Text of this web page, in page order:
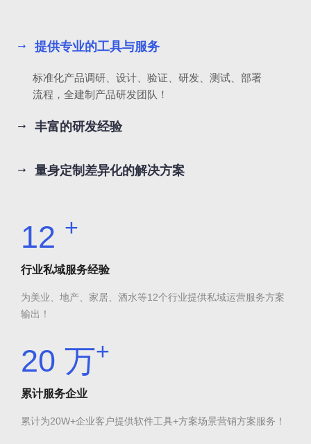
提供专业的工具与服务
标准化产品调研、设计、验证、研发、测试、部署
流程，全建制产品研发团队！
丰富的研发经验
量身定制差异化的解决方案
12 +
行业私域服务经验
为美业、地产、家居、酒水等12个行业提供私域运营服务方案
输出！
20 万+
累计服务企业
累计为20W+企业客户提供软件工具+方案场景营销方案服务！